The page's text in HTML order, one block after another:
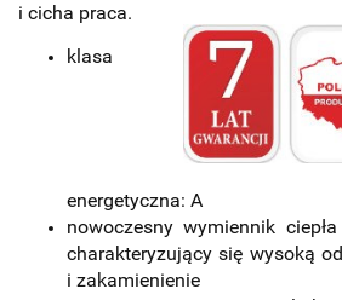
i cicha praca.
klasa
energetyczna: A
nowoczesny wymiennik
charakteryzujący się wysoką
i zakamienienie